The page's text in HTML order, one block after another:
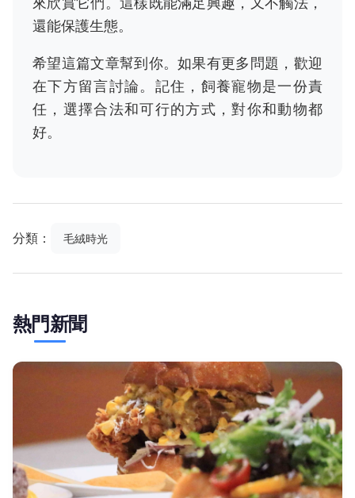
還能保護生態。
希望這篇文章幫到你。如果有更多問題，歡迎
在下方留言討論。記住，飼養寵物是一份責
任，選擇合法和可行的方式，對你和動物都
好。
分類： 毛絨時光
熱門新聞